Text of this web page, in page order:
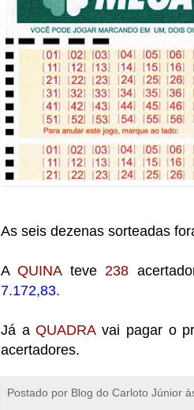
As seis dezenas sorteadas
AQUINAteve238
7.172,83.
Já aQUADRAvai pagar o
acertadores.
Postado por Blog do Carloto Júnior